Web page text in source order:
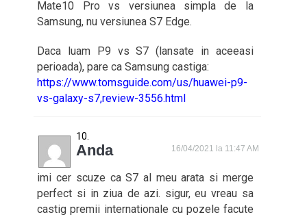
Mate10 Pro vs versiunea simpla de la
Samsung, nu versiunea S7 Edge.
Daca luam P9 vs S7 (lansate in aceeasi
perioada), pare ca Samsung castiga:
https://www.tomsguide.com/us/huawei-p9-
vs-galaxy-s7,review-3556.html
Anda 16/04/2021 la 11:47 AM
imi cer scuze ca S7 al meu arata si merge
perfect si in ziua de azi. sigur, eu vreau sa
castig premii internationale cu pozele facute